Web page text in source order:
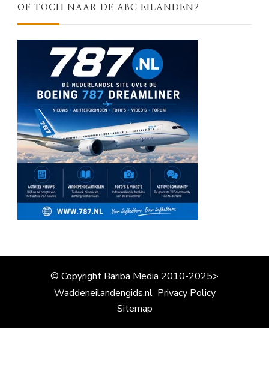
OF TOCH NAAR DE ABC EILANDEN?
© Copyright Bariba Media 2010-2025>
Waddeneilandengids.nl Privacy Policy
Sitemap